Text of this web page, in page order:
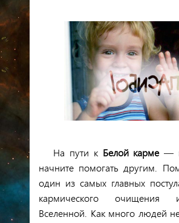
На пути к Белой карме—
начните помогать другим.
один из самых главных
кармического очищения
Вселенной. Как много людей